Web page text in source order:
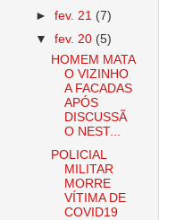
►fev. 21 (7)
▼fev. 20 (5)
HOMEM MATA
O VIZINHO
A FACADAS
APÓS
DISCUSSÃ
O NEST...
POLICIAL
MILITAR
MORRE
VÍTIMA DE
COVID19